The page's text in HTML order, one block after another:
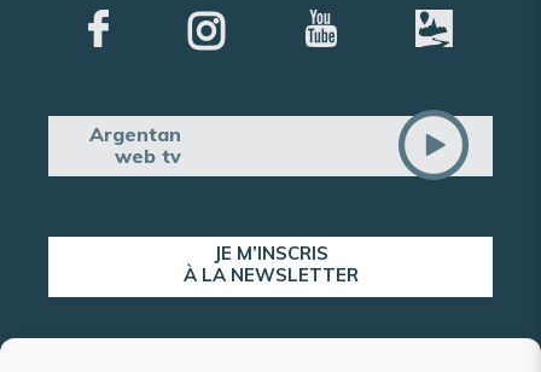
Argentan
web tv
JE M’INSCRIS
À LA NEWSLETTER